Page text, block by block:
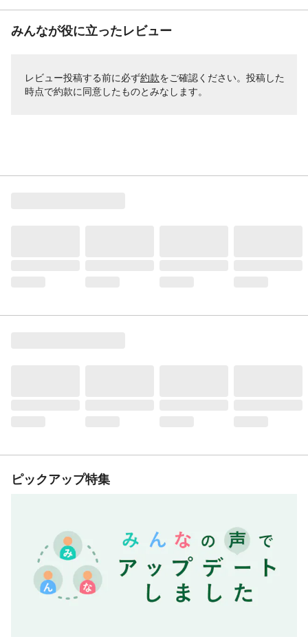
みんなが役に立ったレビュー
レビュー投稿する前に必ず約款をご確認ください。投稿した
時点で約款に同意したものとみなします。
ピックアップ特集